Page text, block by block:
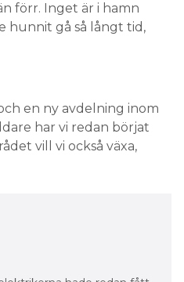
förr. Inget är i hamn
hunnit gå så långt tid,
en ny avdelning inom
har vi redan börjat
vill vi också växa,